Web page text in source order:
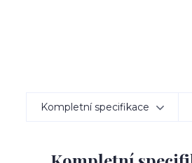
Kompletní specifikace